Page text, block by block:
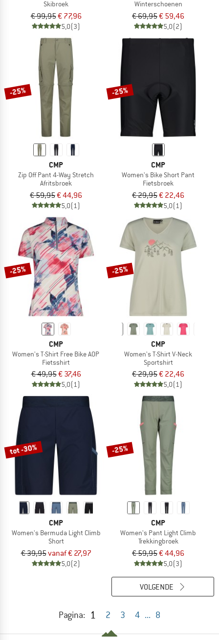
Skibroek
€ 99,95€ 77,96
5,0(3)
Winterschoenen
€ 69,95€ 59,46
5,0(2)
-25%
CMP
Zip Off Pant 4-Way Stretch
Afritsbroek
€ 59,95€ 44,96
5,0(1)
-25%
CMP
Women's Bike Short Pant
Fietsbroek
€ 29,95€ 22,46
5,0(1)
-25%
CMP
Women's T-Shirt Free Bike AOP
Fietsshirt
€ 49,95€ 37,46
5,0(1)
-25%
CMP
Women's T-Shirt V-Neck
Sportshirt
€ 29,95€ 22,46
5,0(1)
tot -30%
CMP
Women's Bermuda Light Climb
Short
€ 39,95vanaf € 27,97
5,0(2)
-25%
CMP
Women's Pant Light Climb
Trekkingbroek
€ 59,95€ 44,96
5,0(3)
Pagina: 1 2 3 4 ... 8
VOLGENDE